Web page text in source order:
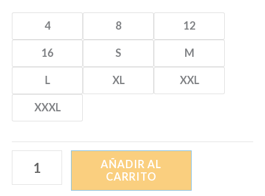
4 8 12
16 S M
L XL XXL
XXXL
AÑADIR AL
CARRITO